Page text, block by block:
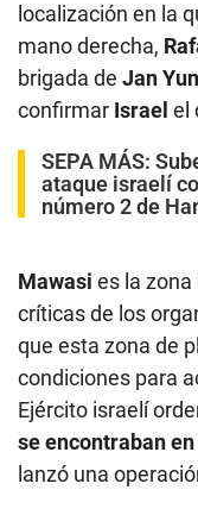
localización en la
mano derecha,
brigada de Jan
confirmar Israel el
SEPA MÁS:
ataque israelí
número 2 de
Mawasi es la
críticas de los
que esta zona de
condiciones para
Ejército israelí
se encontraban
lanzó una